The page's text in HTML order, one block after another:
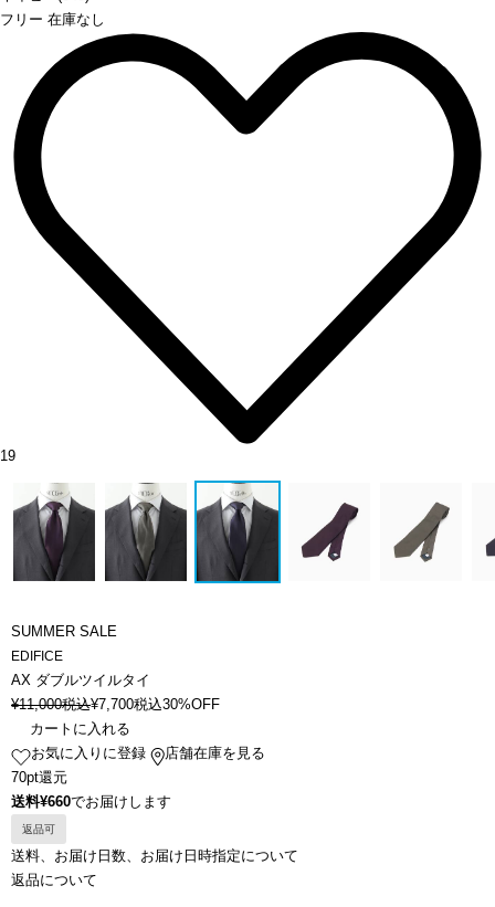
フリー 在庫なし
19
SUMMER SALE
EDIFICE
AX ダブルツイルタイ
¥11,000税込¥7,700税込30%OFF
カートに入れる
お気に入りに登録
店舗在庫を見る
70pt還元
送料¥660でお届けします
返品可
送料、お届け日数、お届け日時指定について
返品について